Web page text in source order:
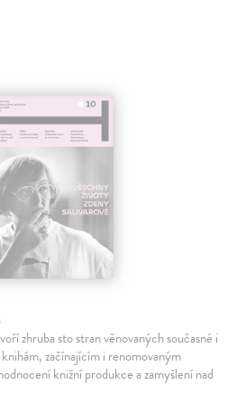
zhruba sto stran věnovaných současné i
začínajícím i renomovaným
knižní produkce a zamyšlení nad